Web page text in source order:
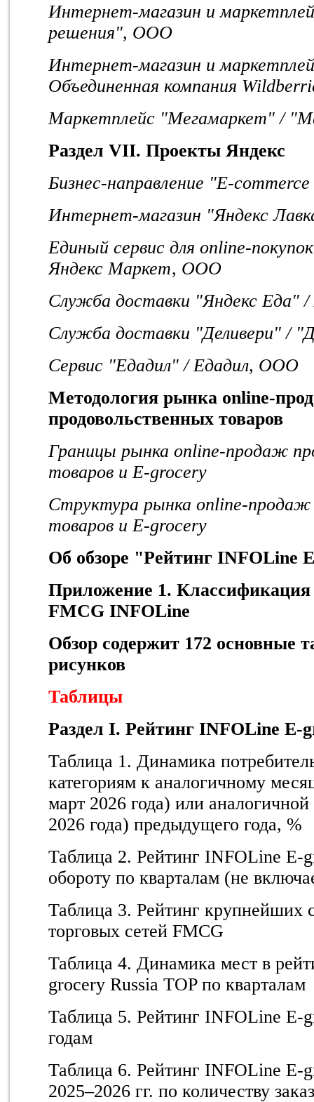
Интернет-магазин и
решения", ООО
Интернет-магазин и
Объединенная компания
Маркетплейс "Мегамаркет" /
Раздел VII. Проекты Яндекс
Бизнес-направление "E-
Интернет-магазин "Яндекс
Единый сервис для online-
Яндекс Маркет, ООО
Служба доставки "Яндекс Еда"
Служба доставки "Деливери" /
Сервис "Едадил" / Едадил, ООО
Методология рынка online-
продовольственных товаров
Границы рынка online-продаж
товаров и E-grocery
Структура рынка online-продаж
товаров и E-grocery
Об обзоре "Рейтинг INFOLine
Приложение 1. Классификация
FMCG INFOLine
Обзор содержит 172 основные
рисунков
Таблицы
Раздел I. Рейтинг INFOLine E-
Таблица 1. Динамика
категориям к аналогичному
март 2026 года) или
2026 года) предыдущего года, %
Таблица 2. Рейтинг INFOLine E-
обороту по кварталам (не
Таблица 3. Рейтинг крупнейших
торговых сетей FMCG
Таблица 4. Динамика мест в
grocery Russia TOP по кварталам
Таблица 5. Рейтинг INFOLine E-
годам
Таблица 6. Рейтинг INFOLine E-
2025–2026 гг. по количеству